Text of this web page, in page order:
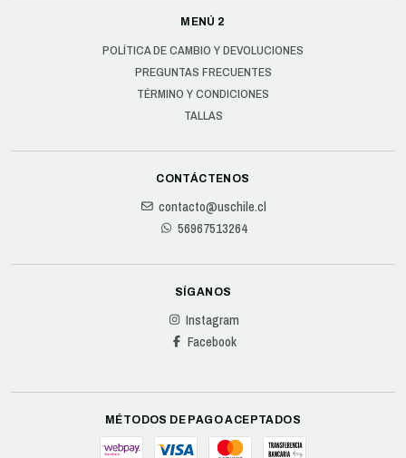
MENÚ 2
POLÍTICA DE CAMBIO Y DEVOLUCIONES
PREGUNTAS FRECUENTES
TÉRMINO Y CONDICIONES
TALLAS
CONTÁCTENOS
contacto@uschile.cl
56967513264
SÍGANOS
Instagram
Facebook
MÉTODOS DE PAGO ACEPTADOS